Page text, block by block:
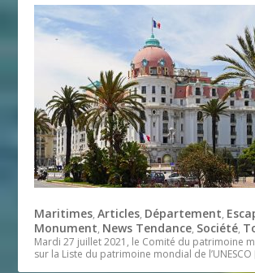
Maritimes,Articles, Département,
Monument, News Tendance, Société,
Mardi 27 juillet 2021, le Comité du patrimoine
sur la Liste du patrimoine mondial de l’UNESCO